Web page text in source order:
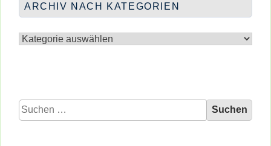
ARCHIV NACH KATEGORIEN
nach
Suchen
nach: